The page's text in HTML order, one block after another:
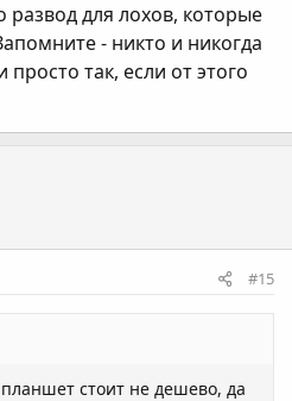
для лохов, которые
- никто и никогда
просто так, если от этого
#15
стоит не дешево, да